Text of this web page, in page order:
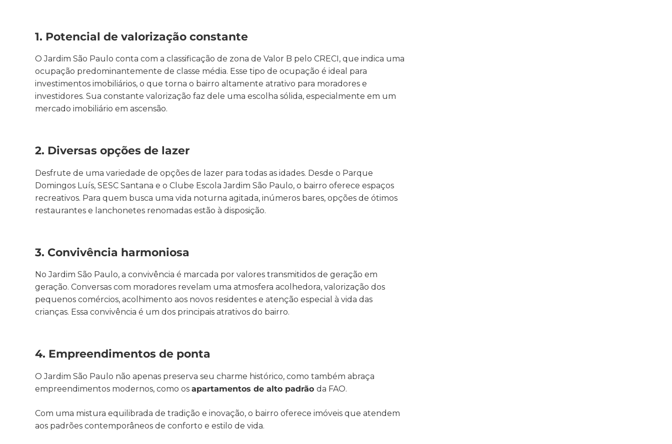
1. Potencial de valorização constante
O Jardim São Paulo conta com a classificação de zona de Valor B pelo CRECI, que indica uma
ocupação predominantemente de classe média. Esse tipo de ocupação é ideal para
investimentos imobiliários, o que torna o bairro altamente atrativo para moradores e
investidores. Sua constante valorização faz dele uma escolha sólida, especialmente em um
mercado imobiliário em ascensão.
2. Diversas opções de lazer
Desfrute de uma variedade de opções de lazer para todas as idades. Desde o Parque
Domingos Luís, SESC Santana e o Clube Escola Jardim São Paulo, o bairro oferece espaços
recreativos. Para quem busca uma vida noturna agitada, inúmeros bares, opções de ótimos
restaurantes e lanchonetes renomadas estão à disposição.
3. Convivência harmoniosa
No Jardim São Paulo, a convivência é marcada por valores transmitidos de geração em
geração. Conversas com moradores revelam uma atmosfera acolhedora, valorização dos
pequenos comércios, acolhimento aos novos residentes e atenção especial à vida das
crianças. Essa convivência é um dos principais atrativos do bairro.
4. Empreendimentos de ponta
O Jardim São Paulo não apenas preserva seu charme histórico, como também abraça
empreendimentos modernos, como os apartamentos de alto padrão da FAO.
Com uma mistura equilibrada de tradição e inovação, o bairro oferece imóveis que atendem
aos padrões contemporâneos de conforto e estilo de vida.